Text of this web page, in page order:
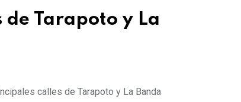
Tarapoto y La
calles de Tarapoto y La Banda